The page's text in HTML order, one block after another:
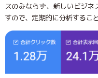
スのみならず、新しいビジ
すので、定期的に分析するこ